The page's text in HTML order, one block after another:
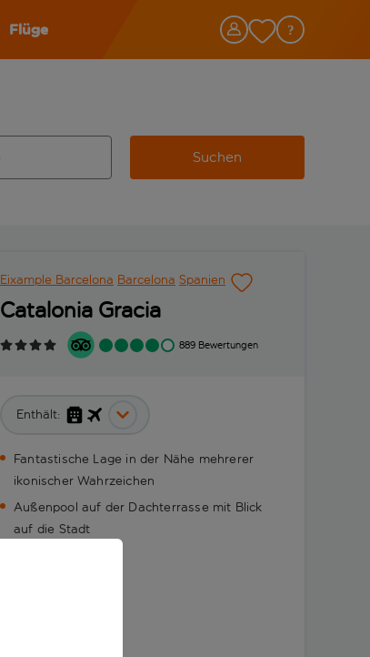
Flüge
Suchen
Eixample Barcelona Barcelona Spanien
Catalonia Gracia
889 Bewertungen
Enthält:
Fantastische Lage in der Nähe mehrerer
ikonischer Wahrzeichen
Außenpool auf der Dachterrasse mit Blick
auf die Stadt